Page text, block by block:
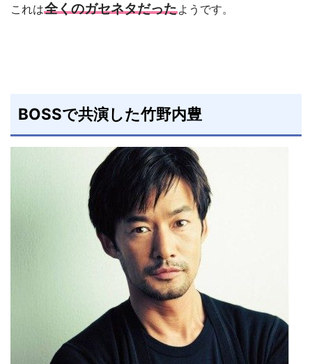
これは全くのガセネタだったようです。
BOSSで共演した竹野内豊